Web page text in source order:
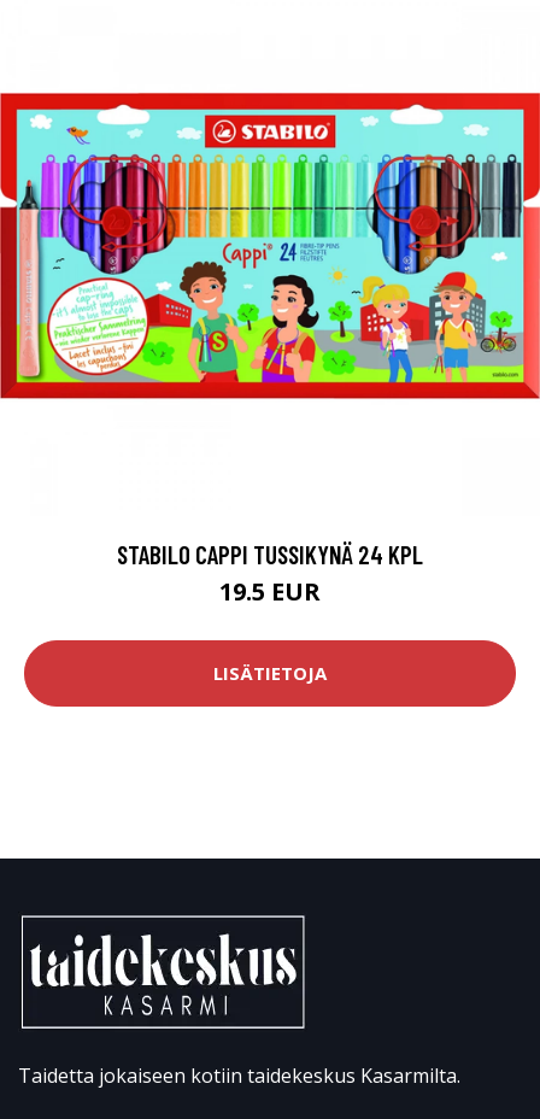
STABILO CAPPI TUSSIKYNÄ 24 KPL
19.5 EUR
LISÄTIETOJA
Taidetta jokaiseen kotiin taidekeskus Kasarmilta.